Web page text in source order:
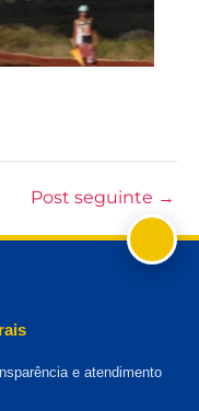
Post seguinte →
e atendimento